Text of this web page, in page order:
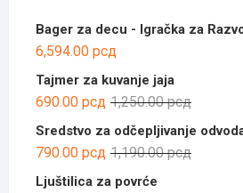
Bager za decu - Igračka za
6,594.00 рсд
Tajmer za kuvanje jaja
1,250.00рсд
цена
била:
690.00 рсд
Тренутна
цена
690.00
Sredstvo za odčepljivanje
1,190.00рсд
790.00 рсд
Тренутна
Ljuštilica za povrće